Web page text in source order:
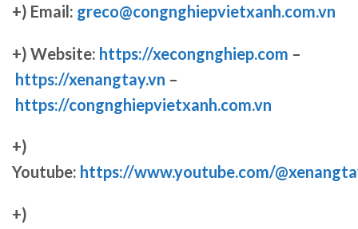
+) Email: greco@congnghiepvietxanh.com.vn
+) Website: https://xecongnghiep.com –
https://xenangtay.vn –
https://congnghiepvietxanh.com.vn
+)
Youtube: https://www.youtube.com/
+)